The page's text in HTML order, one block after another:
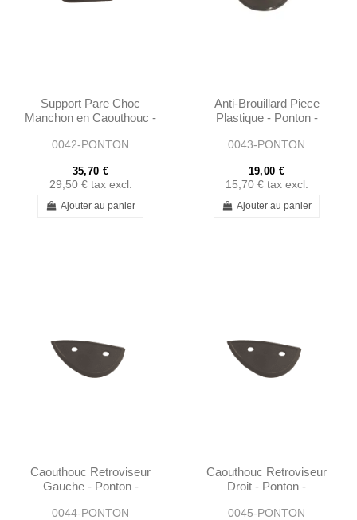
Support Pare Choc
Manchon en Caouthouc -
0042-PONTON
35,70 €
29,50 € tax excl.
Ajouter au panier
Anti-Brouillard Piece
Plastique - Ponton -
0043-PONTON
19,00 €
15,70 € tax excl.
Ajouter au panier
Caouthouc Retroviseur
Gauche - Ponton -
0044-PONTON
Caouthouc Retroviseur
Droit - Ponton -
0045-PONTON